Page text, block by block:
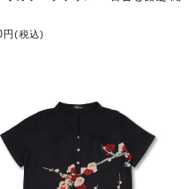
円(税込)